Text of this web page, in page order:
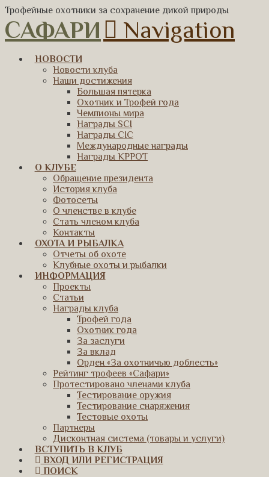
Трофейные охотники за сохранение дикой природы
САФАРИ Navigation
НОВОСТИ
Новости клуба
Наши достижения
Большая пятерка
Охотник и Трофей года
Чемпионы мира
Награды SCI
Награды CIC
Международные награды
Награды КРРОТ
О КЛУБЕ
Обращение президента
История клуба
Фотосеты
О членстве в клубе
Стать членом клуба
Контакты
ОХОТА И РЫБАЛКА
Отчеты об охоте
Клубные охоты и рыбалки
ИНФОРМАЦИЯ
Проекты
Статьи
Награды клуба
Трофей года
Охотник года
За заслуги
За вклад
Орден «За охотничью доблесть»
Рейтинг трофеев «Сафари»
Протестировано членами клуба
Тестирование оружия
Тестирование снаряжения
Тестовые охоты
Партнеры
Дисконтная система (товары и услуги)
ВСТУПИТЬ В КЛУБ
ВХОД ИЛИ РЕГИСТРАЦИЯ
ПОИСК